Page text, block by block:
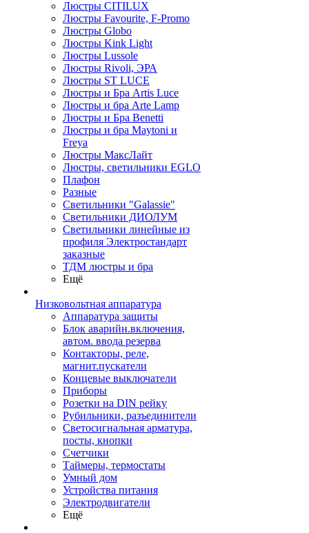
Люстры CITILUX
Люстры Favourite, F-Promo
Люстры Globo
Люстры Kink Light
Люстры Lussole
Люстры Rivoli, ЭРА
Люстры ST LUCE
Люстры и Бра Artis Luce
Люстры и бра Arte Lamp
Люстры и Бра Benetti
Люстры и бра Maytoni и
Freya
Люстры МаксЛайт
Люстры, светильники EGLO
Плафон
Разные
Светильники "Galassie"
Светильники ДИОЛУМ
Светильники линейные из
профиля Электростандарт
заказные
ТДМ люстры и бра
Ещё
Низковольтная аппаратура
Аппаратура защиты
Блок аварийн.включения,
автом. ввода резерва
Контакторы, реле,
магнит.пускатели
Концевые выключатели
Приборы
Розетки на DIN рейку
Рубильники, разъединители
Светосигнальная арматура,
посты, кнопки
Счетчики
Таймеры, термостаты
Умный дом
Устройства питания
Электродвигатели
Ещё